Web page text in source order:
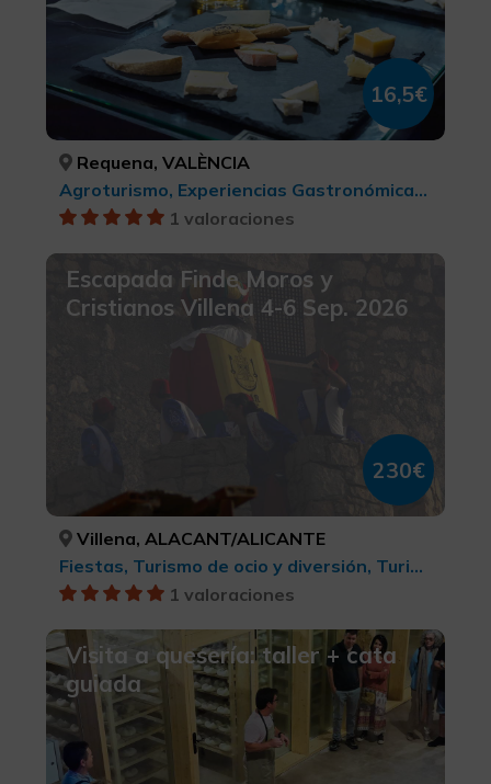
16,5€
Requena, VALÈNCIA
Agroturismo, Experiencias Gastronómicas l'Exquisit Mediterrani, Turismo rural y natural, Turismo rural, Turismo gastronómico
1 valoraciones
Escapada Finde Moros y
Cristianos Villena 4-6 Sep. 2026
230€
Villena, ALACANT/ALICANTE
Fiestas, Turismo de ocio y diversión, Turismo musical, Turismo cultural
1 valoraciones
Visita a quesería: taller + cata
guiada